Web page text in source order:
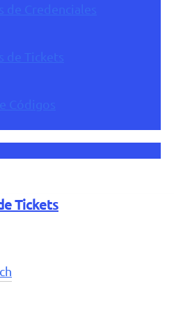
de Credenciales
de Tickets
Códigos
Tickets